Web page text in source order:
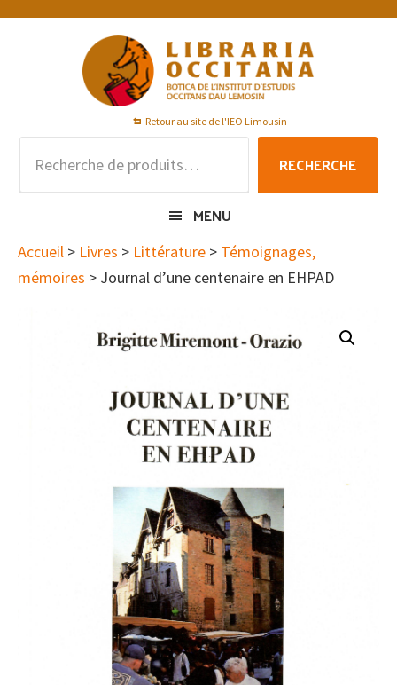
Passer
Passer
Passer
Retour au site de l'IEO Limousin
pour :
RECHERCHE
MENU
Accueil > Livres > Littérature > Témoignages,
mémoires > Journal d’une centenaire en EHPAD